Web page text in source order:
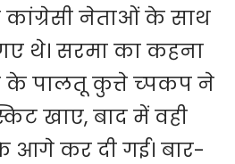
नेताओं के साथ
थे। सरमा का कहना
के पालतू कुत्ते च्पकप ने
खाए, बाद में वही
आगे कर दी गई। बार-